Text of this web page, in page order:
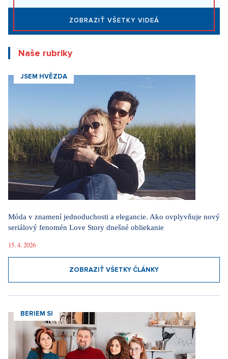
ZOBRAZIŤ VŠETKY VIDEÁ
Naše rubriky
JSEM HVĚZDA
Móda v znamení jednoduchosti a elegancie. Ako ovplyvňuje nový
seriálový fenomén Love Story dnešné obliekanie
15. 4. 2026
ZOBRAZIŤ VŠETKY ČLÁNKY
BERIEM SI